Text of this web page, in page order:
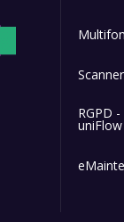
RGPD
uniFlow